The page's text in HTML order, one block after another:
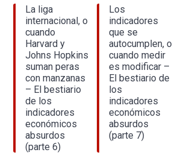
La liga
internacional, o
cuando
Harvard y
Johns Hopkins
suman peras
con manzanas
– El bestiario
de los
indicadores
económicos
absurdos
(parte 6)
Los
indicadores
que se
autocumplen, o
cuando medir
es modificar –
El bestiario de
los
indicadores
económicos
absurdos
(parte 7)